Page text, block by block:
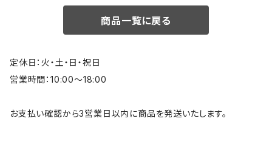
商品一覧に戻る
定休日：火・土・日・祝日
営業時間：10:00～18:00
お支払い確認から3営業日以内に商品を発送いたします。